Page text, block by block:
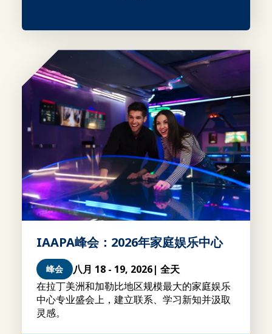
IAAPA峰会：2026年家庭娱乐中心
峰会 八月 18 - 19, 2026| 全天
在拉丁美洲和加勒比地区规模最大的家庭娱乐
中心专业盛会上，建立联系、学习新知并汲取
灵感。